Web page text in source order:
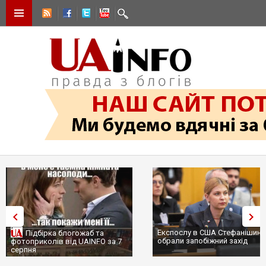
Підбірка блогожаб та
фотоприколів від UAINFO за 7
серпня
Експослу в США Стефанішиній
обрали запобіжний захід